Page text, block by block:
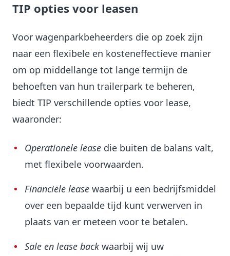
TIP opties voor leasen
Voor wagenparkbeheerders die op zoek zijn
naar een flexibele en kosteneffectieve manier
om op middellange tot lange termijn de
behoeften van hun trailerpark te beheren,
biedt TIP verschillende opties voor lease,
waaronder:
Operationele lease die buiten de balans valt,
met flexibele voorwaarden.
Financiële lease waarbij u een bedrijfsmiddel
over een bepaalde tijd kunt verwerven in
plaats van er meteen voor te betalen.
Sale en lease back waarbij wij uw